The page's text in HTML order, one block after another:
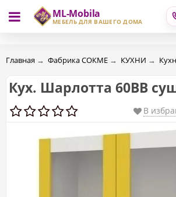
ML-Mobila
МЕБЕЛЬ ДЛЯ ВАШЕГО ДОМА
RU RO
Главная → Фабрика СОКМЕ → КУХНИ →
Кух. Шарлотта 60ВВ
В